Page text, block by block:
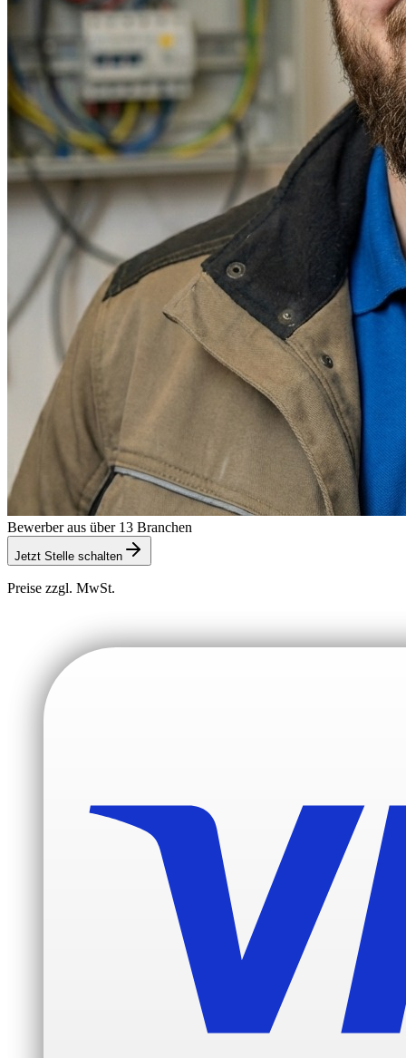
Bewerber aus über 13 Branchen
Jetzt Stelle schalten
Preise zzgl. MwSt.